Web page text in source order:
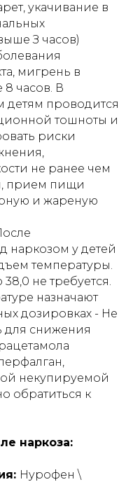
укачивание в
З часов)
мигрень в
часов. В
детям проводится
тошноты и
риски
не ранее чем
прием пищи
и жареную
наркозом у детей
температуры.
не требуется.
назначают
дозировках - Не
для снижения
некупируемой
обратиться к
наркоза:
Нурофен \